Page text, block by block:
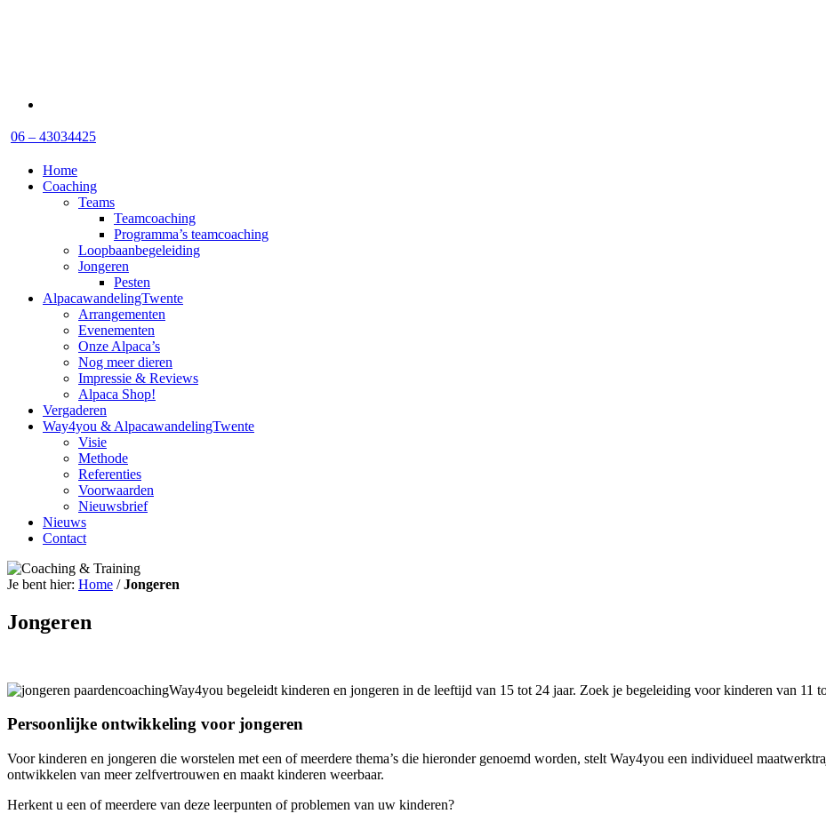
06 – 43034425
Home
Coaching
Teams
Teamcoaching
Programma’s teamcoaching
Loopbaanbegeleiding
Jongeren
Pesten
AlpacawandelingTwente
Arrangementen
Evenementen
Onze Alpaca’s
Nog meer dieren
Impressie & Reviews
Alpaca Shop!
Vergaderen
Way4you & AlpacawandelingTwente
Visie
Methode
Referenties
Voorwaarden
Nieuwsbrief
Nieuws
Contact
Je bent hier: Home /Jongeren
Jongeren
Way4you begeleidt kinderen en jongeren in de leeftijd van 15 tot 24 jaar. Zoek je begeleiding voor kinderen van 11
Persoonlijke ontwikkeling voor jongeren
Voor kinderen en jongeren die worstelen met een of meerdere thema’s die hieronder genoemd worden, stelt Way4you een individueel
ontwikkelen van meer zelfvertrouwen en maakt kinderen weerbaar.
Herkent u een of meerdere van deze leerpunten of problemen van uw kinderen?